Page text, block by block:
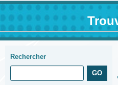
Rechercher